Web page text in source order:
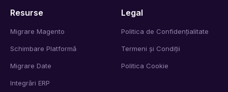
Resurse
Migrare Magento
Schimbare Platformă
Migrare Date
Integrări ERP
Legal
Politica de Confidențialitate
Termeni și Condiții
Politica Cookie